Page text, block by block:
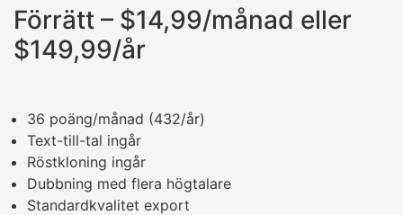
Förrätt – $14,99/månad eller
$149,99/år
36 poäng/månad (432/år)
Text-till-tal ingår
Röstkloning ingår
Dubbning med flera högtalare
Standardkvalitet export